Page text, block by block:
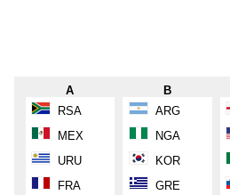
A
RSA
MEX
URU
FRA
B
ARG
NGA
KOR
GRE